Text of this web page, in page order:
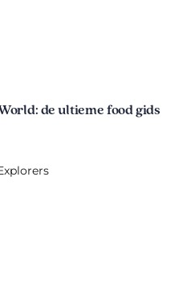
de ultieme food gids